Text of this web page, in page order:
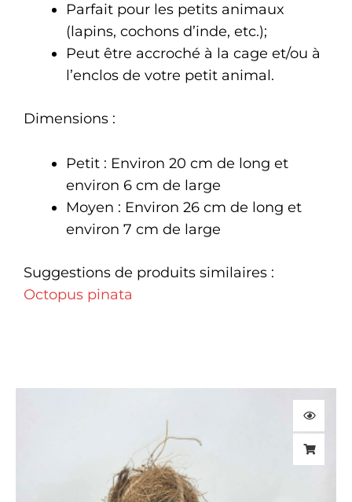
Parfait pour les petits animaux
(lapins, cochons d’inde, etc.);
Peut être accroché à la cage et/ou à
l’enclos de votre petit animal.
Dimensions :
Petit : Environ 20 cm de long et
environ 6 cm de large
Moyen : Environ 26 cm de long et
environ 7 cm de large
Suggestions de produits similaires :
Octopus pinata